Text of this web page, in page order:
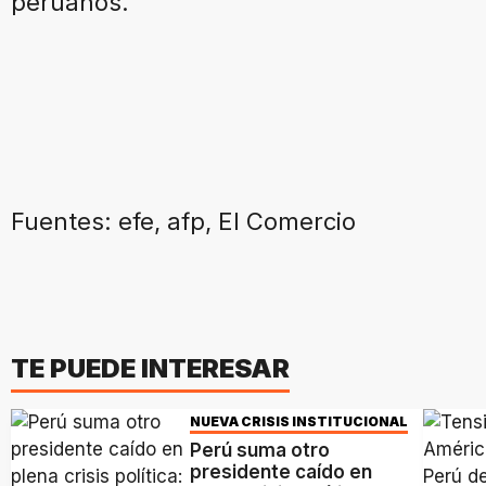
Fuentes: efe, afp, El Comercio
TE PUEDE INTERESAR
NUEVA CRISIS INSTITUCIONAL
Perú suma otro
presidente caído en